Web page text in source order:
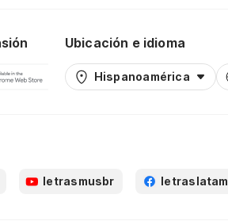
Ubicación e idioma
Hispanoamérica
letrasmusbr letraslatam